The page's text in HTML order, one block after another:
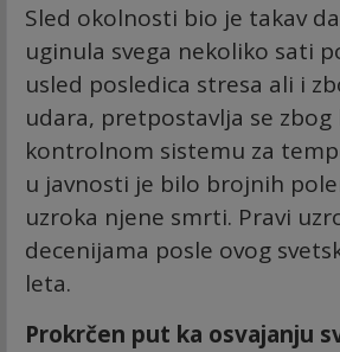
Sled okolnosti bio je takav
uginula svega nekoliko sati
usled posledica stresa ali i
udara, pretpostavlja se zbog
kontrolnom sistemu za
u javnosti je bilo brojnih
uzroka njene smrti. Pravi
decenijama posle ovog
leta.
Prokrčen put ka osvajanju